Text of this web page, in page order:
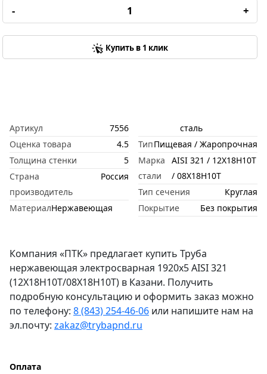
- +
Купить в 1 клик
Артикул
7556
Оценка товара
4.5
Толщина стенки
5
Страна
производитель
Россия
МатериалНержавеющая
сталь
ТипПищевая / Жаропрочная
Марка
стали
AISI 321 / 12Х18Н10Т
/ 08Х18Н10Т
Тип сечения
Круглая
Покрытие
Без покрытия
Компания «ПТК» предлагает купить Труба
нержавеющая электросварная 1920х5 AISI 321
(12Х18Н10Т/08Х18Н10Т) в Казани. Получить
подробную консультацию и оформить заказ можно
по телефону: 8 (843) 254-46-06 или напишите нам на
эл.почту: zakaz@trybapnd.ru
Оплата